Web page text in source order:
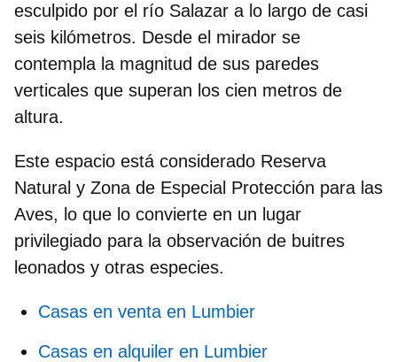
esculpido por el río Salazar a lo largo de casi
seis kilómetros. Desde el mirador se
contempla la magnitud de sus paredes
verticales que superan los cien metros de
altura.
Este espacio está considerado Reserva
Natural y Zona de Especial Protección para las
Aves, lo que lo convierte en un lugar
privilegiado para la observación de buitres
leonados y otras especies.
Casas en venta en Lumbier
Casas en alquiler en Lumbier